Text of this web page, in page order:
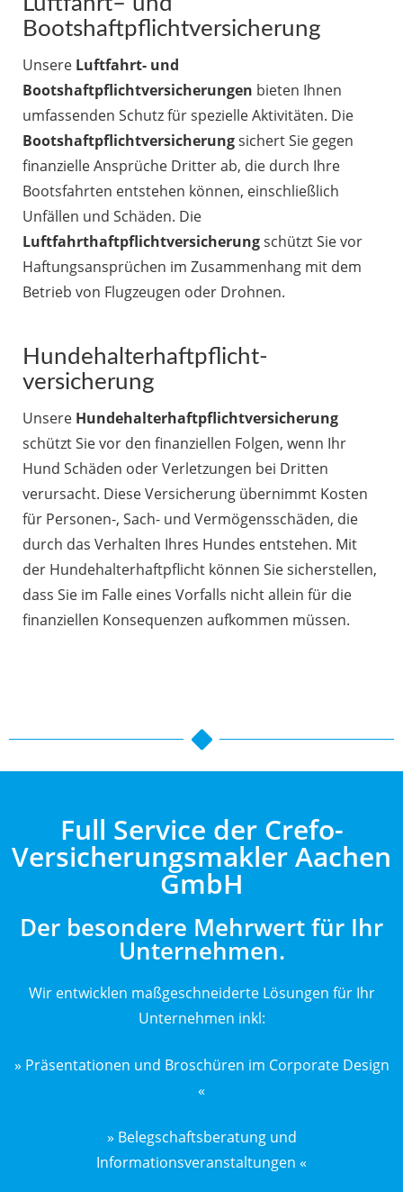
Bootshaftpflichtversicherung
Unsere Luftfahrt- und
Bootshaftpflichtversicherungen bieten Ihnen
umfassenden Schutz für spezielle Aktivitäten. Die
Bootshaftpflichtversicherungsichert Sie gegen
finanzielle Ansprüche Dritter ab, die durch Ihre
Bootsfahrten entstehen können, einschließlich
Unfällen und Schäden. Die
Luftfahrthaftpflichtversicherungschützt Sie vor
Haftungsansprüchen im Zusammenhang mit dem
Betrieb von Flugzeugen oder Drohnen.
Hundehalterhaftpflicht-
versicherung
Unsere Hundehalterhaftpflichtversicherung
schützt Sie vor den finanziellen Folgen, wenn Ihr
Hund Schäden oder Verletzungen bei Dritten
verursacht. Diese Versicherung übernimmt Kosten
für Personen-, Sach- und Vermögensschäden, die
durch das Verhalten Ihres Hundes entstehen. Mit
der Hundehalterhaftpflicht können Sie sicherstellen,
dass Sie im Falle eines Vorfalls nicht allein für die
finanziellen Konsequenzen aufkommen müssen.
Full Service der Crefo-
Versicherungsmakler Aachen
GmbH
Der besondere Mehrwert für Ihr
Unternehmen.
Wir entwicklen maßgeschneiderte Lösungen für Ihr
Unternehmen inkl:
» Präsentationen und Broschüren im Corporate Design
«
» Belegschaftsberatung und
Informationsveranstaltungen «